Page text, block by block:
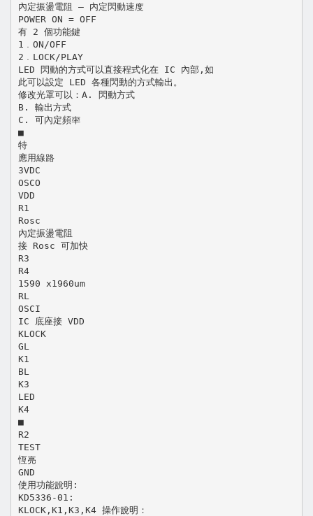
內定振盪電阻 – 內定閃動速度
POWER ON = OFF
有 2 個功能鍵
1﹒ON/OFF
2﹒LOCK/PLAY
LED 閃動的方式可以直接程式化在 IC 內部,如
此可以設定 LED 各種閃動的方式輸出。
修改光罩可以：A. 閃動方式
B. 輸出方式
C. 可內定頻率
■
特
應用線路
3VDC
OSCO
VDD
R1
Rosc
內定振盪電阻
接 Rosc 可加快
R3
R4
1590 x1960um
RL
OSCI
IC 底座接 VDD
KLOCK
GL
K1
BL
K3
LED
K4
■
R2
TEST
恆亮
GND
使用功能說明:
KD5336-01:
KLOCK,K1,K3,K4 操作說明：